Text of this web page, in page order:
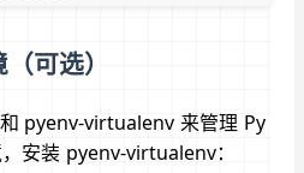
可选）
pyenv-virtualenv 来管理 Py
安装 pyenv-virtualenv：